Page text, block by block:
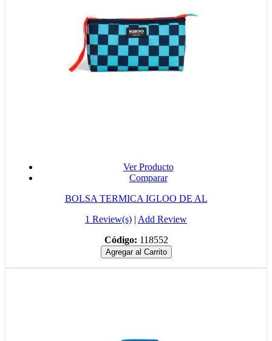
Ver Producto
Comparar
BOLSA TERMICA IGLOO DE AL
1 Review(s) | Add Review
Código: 118552
Agregar al Carrito